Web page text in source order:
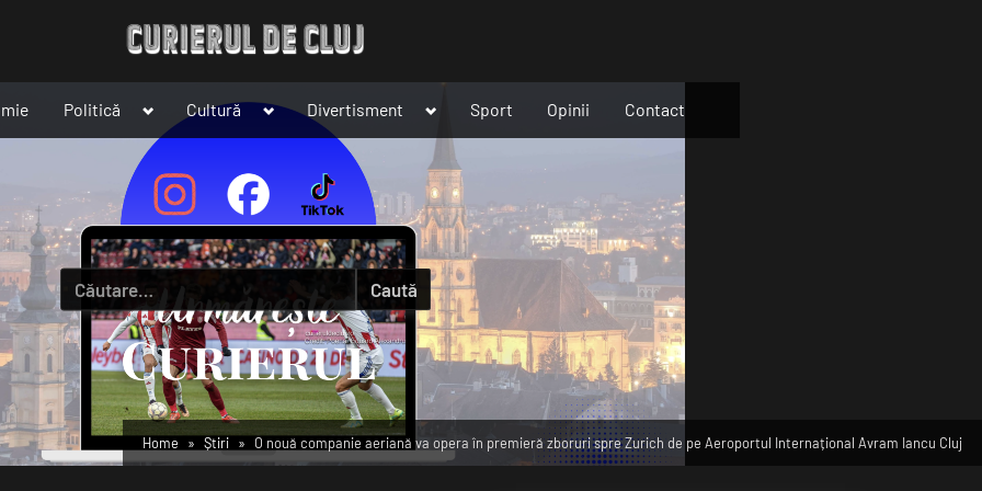
Politică
Toggle
sub-
menu
Cultură
Toggle
menu
Divertisment
Toggle
menu
Sport Opinii Contact
Caută
după:
Home Știri O nouă companie aeriană va opera în premieră zboruri spre Zurich de pe Aeroportul Internațional Avram Iancu Cluj